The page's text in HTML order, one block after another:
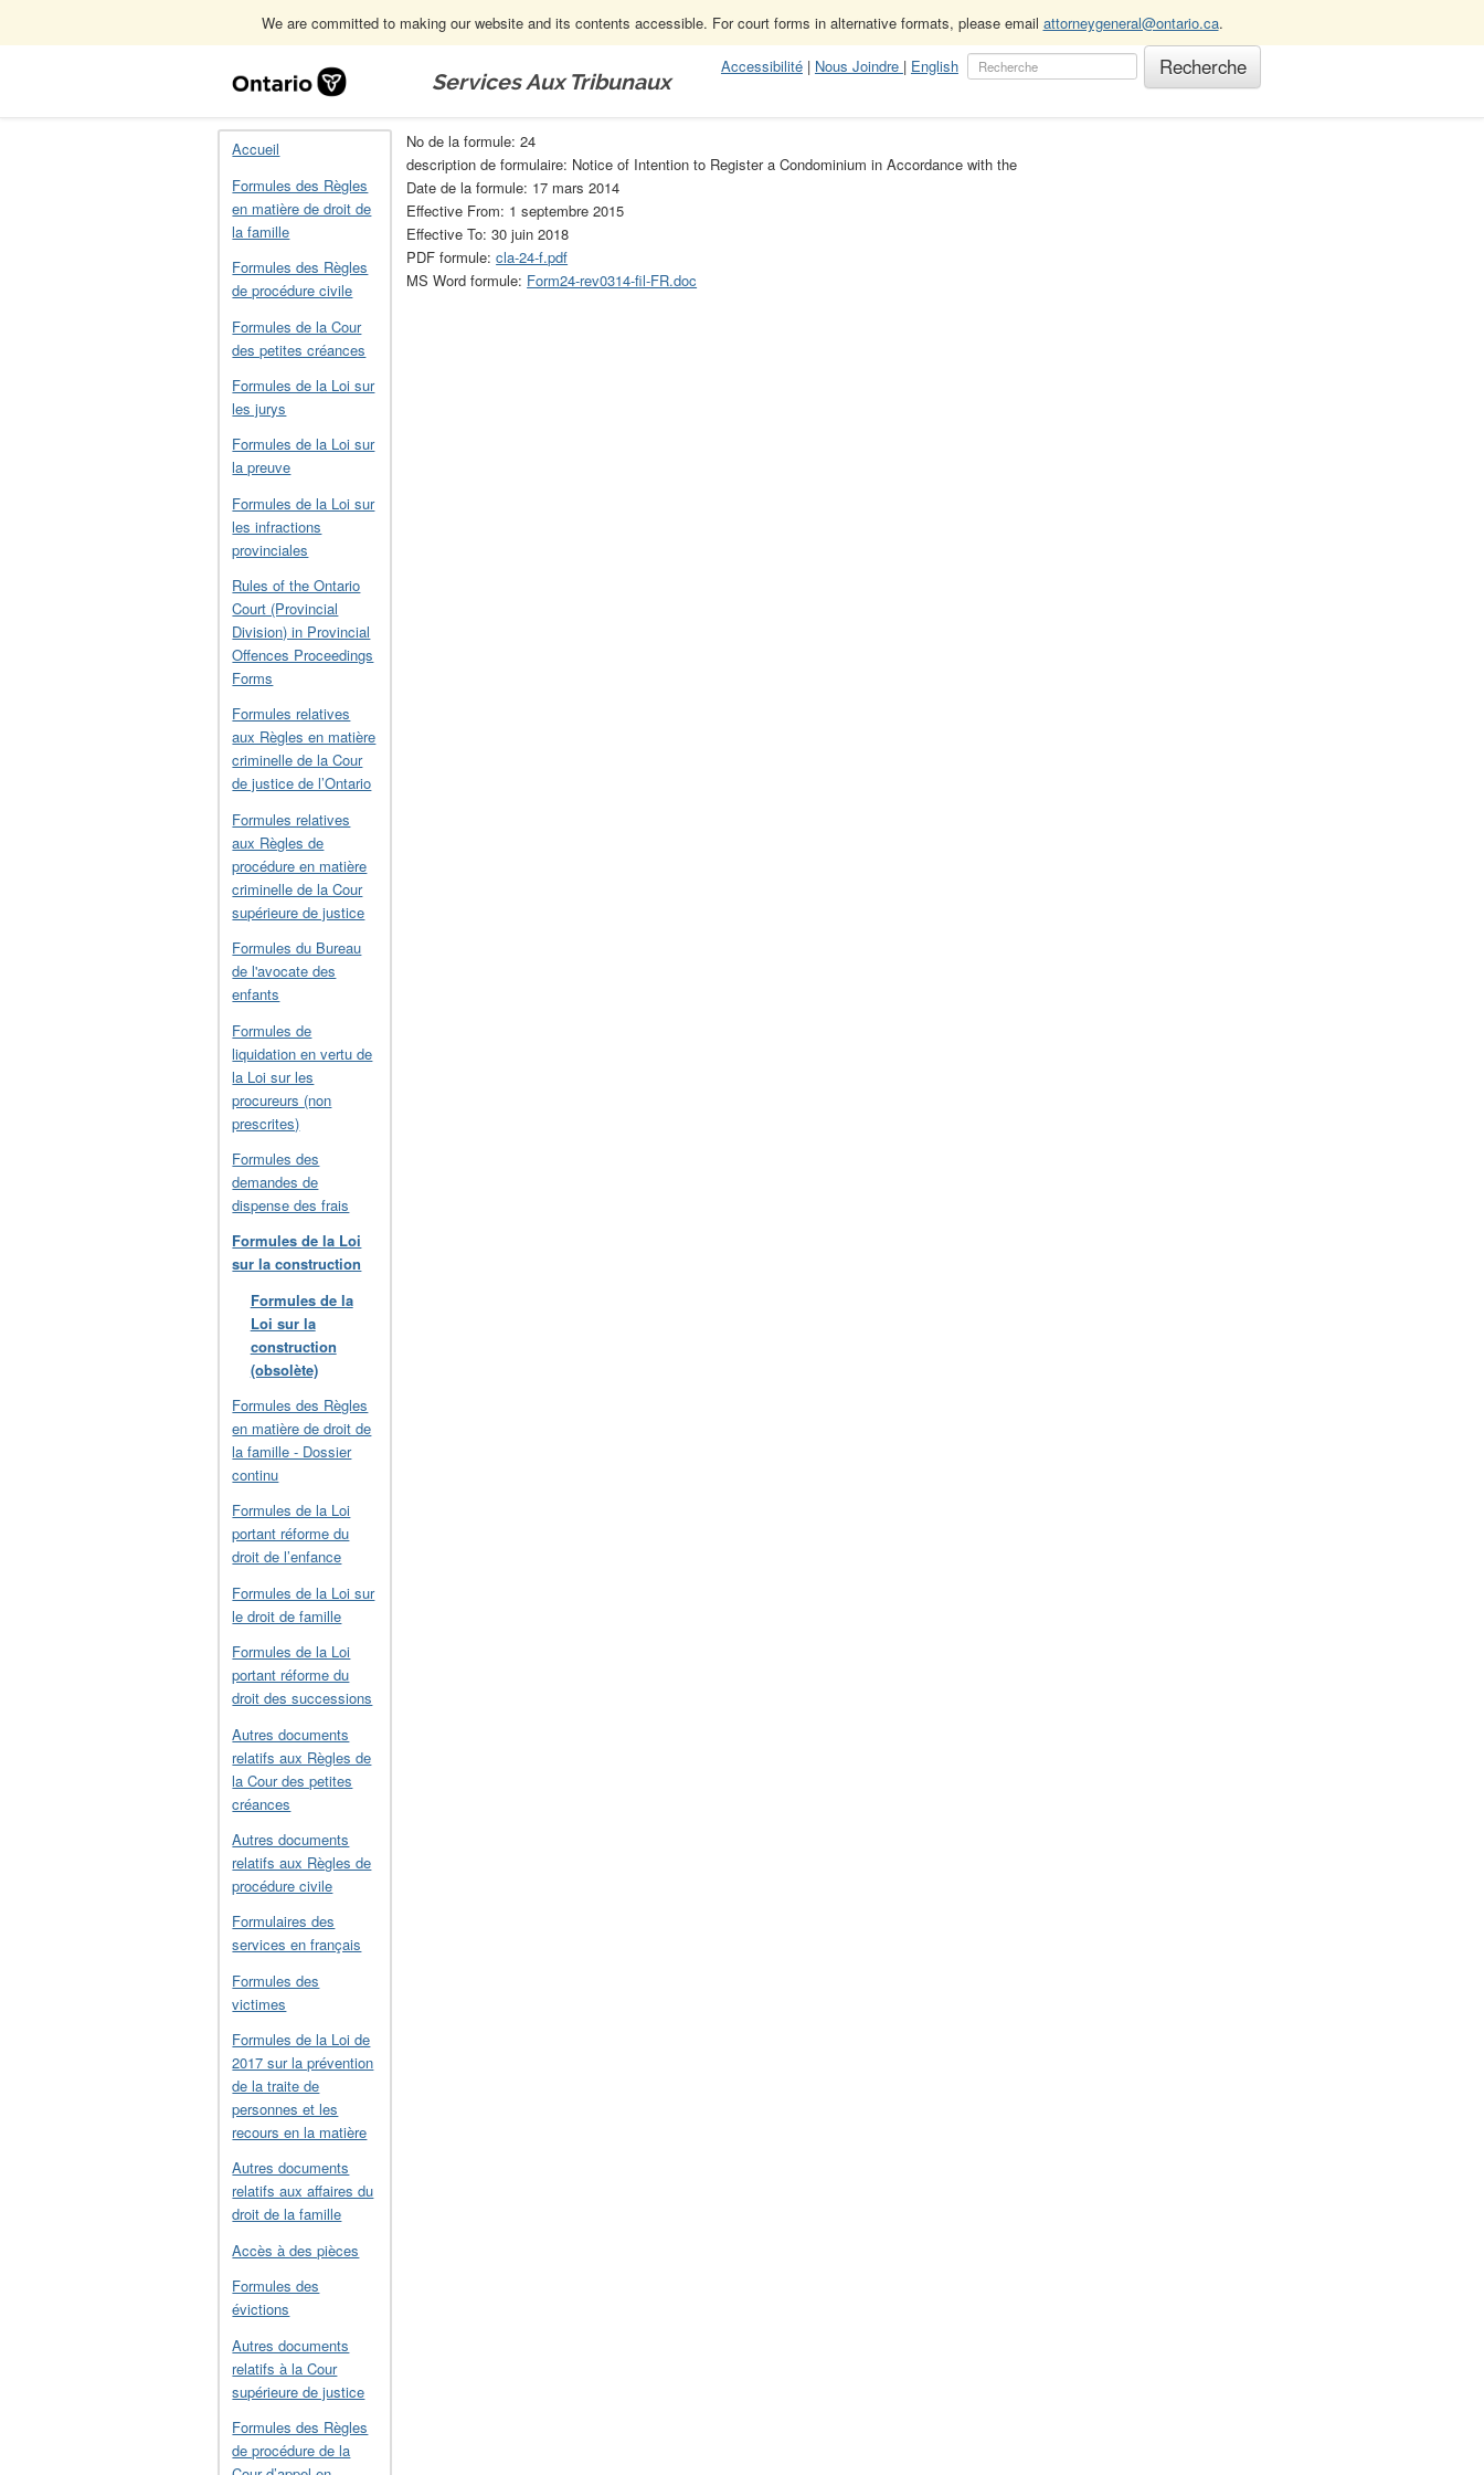
We are committed to making our website and its contents accessible. For court forms in alternative formats, please email attorneygeneral@ontario.ca.
Navigation
Services Aux Tribunaux
Accessibilité| Nous Joindre | English
Accueil
Formules de la Loi sur la construction Formules de la Loi sur la construction (obsolète)
Accueil
Formules des Règles
en matière de droit de
la famille
Formules des Règles
de procédure civile
Formules de la Cour
des petites créances
Formules de la Loi sur
les jurys
Formules de la Loi sur
la preuve
Formules de la Loi sur
les infractions
provinciales
Rules of the Ontario
Court (Provincial
Division) in Provincial
Offences Proceedings
Forms
Formules relatives
aux Règles en matière
criminelle de la Cour
de justice de l’Ontario
Formules relatives
aux Règles de
procédure en matière
criminelle de la Cour
supérieure de justice
Formules du Bureau
de l'avocate des
enfants
Formules de
liquidation en vertu de
la Loi sur les
procureurs (non
prescrites)
Formules des
demandes de
dispense des frais
Formules de la Loi
sur la construction
Formules de la
Loi sur la
construction
(obsolète)
Formules des Règles
en matière de droit de
la famille - Dossier
continu
Formules de la Loi
portant réforme du
droit de l’enfance
Formules de la Loi sur
le droit de famille
Formules de la Loi
portant réforme du
droit des successions
Autres documents
relatifs aux Règles de
la Cour des petites
créances
Autres documents
relatifs aux Règles de
procédure civile
Formulaires des
services en français
Formules des
victimes
Formules de la Loi de
2017 sur la prévention
de la traite de
personnes et les
recours en la matière
Autres documents
relatifs aux affaires du
droit de la famille
Accès à des pièces
Formules des
évictions
Autres documents
relatifs à la Cour
supérieure de justice
Formules des Règles
de procédure de la
No de la formule: 24
description de formulaire: Notice of Intention to Register a Condominium in Accordance with the
Date de la formule: 17 mars 2014
Effective From: 1 septembre 2015
Effective To: 30 juin 2018
PDF formule:cla-24-f.pdf
MS Word formule: Form24-rev0314-fil-FR.doc